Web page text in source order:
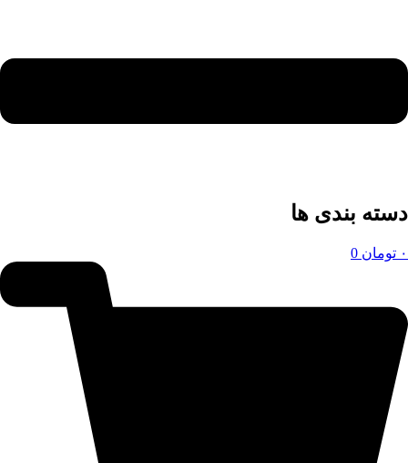
دسته بندی ها
۰ تومان 0